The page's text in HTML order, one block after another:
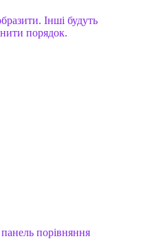
Інші будуть
порядок.
порівняння